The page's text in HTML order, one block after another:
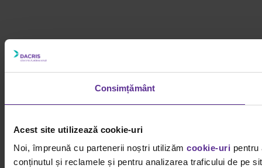
Consimțământ
Acest site utilizează cookie-uri
Noi, împreună cu partenerii noștri utilizăm cookie-uri
conținutul și reclamele și pentru analizarea traficului de pe